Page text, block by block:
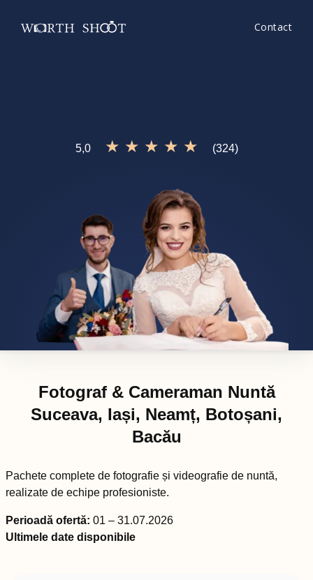
Contact
5,0 ★ ★ ★ ★ ★ (324)
Fotograf & Cameraman Nuntă
Suceava, Iași, Neamț, Botoșani,
Bacău
Pachete complete de fotografie și videografie de nuntă,
realizate de echipe profesioniste.
Perioadă ofertă: 01 – 31.07.2026
Ultimele date disponibile